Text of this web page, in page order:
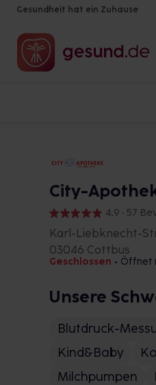
Gesundheit hat ein Zuhause
City-
4,9 • 57
Karl-Liebknecht-
03046 Cottbus
Geschlossen • Öffnet
Unsere
Blutdruck-
Kind&Baby
Milchpumpen